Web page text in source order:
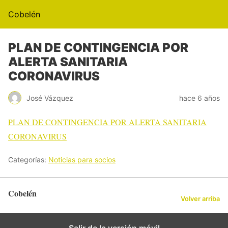
Cobelén
PLAN DE CONTINGENCIA POR
ALERTA SANITARIA
CORONAVIRUS
José Vázquez hace 6 años
PLAN DE CONTINGENCIA POR ALERTA SANITARIA
CORONAVIRUS
Categorías: Noticias para socios
Cobelén Volver arriba